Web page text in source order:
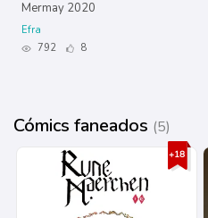
Mermay 2020
Efra
792
8
Cómics faneados (5)